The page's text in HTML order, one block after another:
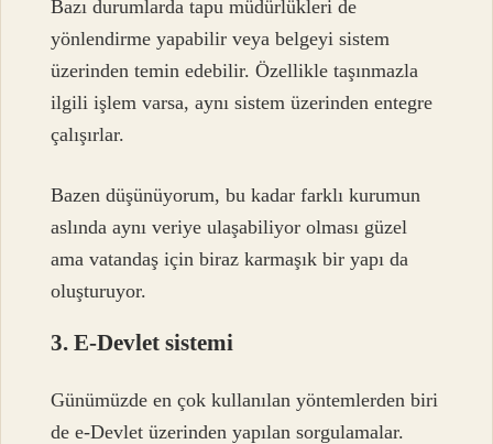
Bazı durumlarda tapu müdürlükleri de
yönlendirme yapabilir veya belgeyi sistem
üzerinden temin edebilir. Özellikle taşınmazla
ilgili işlem varsa, aynı sistem üzerinden entegre
çalışırlar.
Bazen düşünüyorum, bu kadar farklı kurumun
aslında aynı veriye ulaşabiliyor olması güzel
ama vatandaş için biraz karmaşık bir yapı da
oluşturuyor.
3. E-Devlet sistemi
Günümüzde en çok kullanılan yöntemlerden biri
de e-Devlet üzerinden yapılan sorgulamalar.